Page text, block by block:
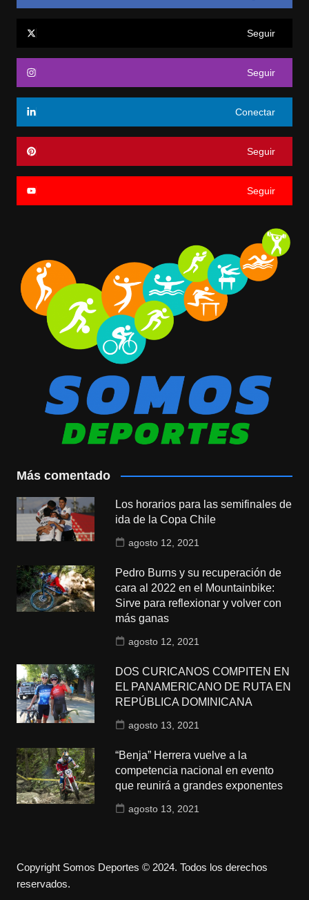
Seguir
Seguir
Conectar
Seguir
Seguir
Más comentado
Los horarios para las semifinales de
ida de la Copa Chile
agosto 12, 2021
Pedro Burns y su recuperación de
cara al 2022 en el Mountainbike:
Sirve para reflexionar y volver con
más ganas
agosto 12, 2021
DOS CURICANOS COMPITEN EN
EL PANAMERICANO DE RUTA EN
REPÚBLICA DOMINICANA
agosto 13, 2021
“Benja” Herrera vuelve a la
competencia nacional en evento
que reunirá a grandes exponentes
agosto 13, 2021
Copyright Somos Deportes © 2024. Todos los derechos
reservados.